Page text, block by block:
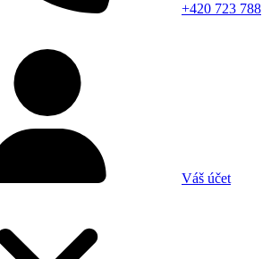
+420 723 788
Váš účet